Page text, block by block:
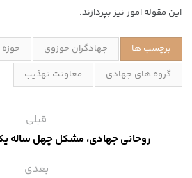
این مقوله امور نیز بپردازند.
برچسب ها جهادگران حوزوی
گروه های جهادی
معاونت تهذیب
قبلی
روحانی جهادی، مشکل چهل ساله
بعدی